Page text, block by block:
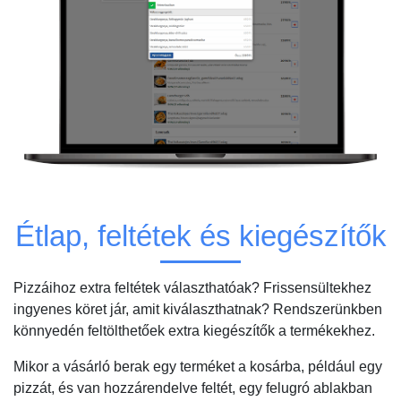
Étlap, feltétek és kiegészítők
Pizzáihoz extra feltétek választhatóak? Frissensültekhez
ingyenes köret jár, amit kiválaszthatnak? Rendszerünkben
könnyedén feltölthetőek extra kiegészítők a termékekhez.
Mikor a vásárló berak egy terméket a kosárba, például egy
pizzát, és van hozzárendelve feltét, egy felugró ablakban